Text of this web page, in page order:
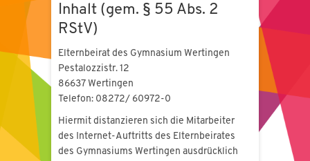
Inhalt (gem. § 55 Abs. 2
RStV)
Elternbeirat des Gymnasium Wertingen
Pestalozzistr. 12
86637 Wertingen
Telefon: 08272/ 60972-0
Hiermit distanzieren sich die Mitarbeiter
des Internet-Auftritts des Elternbeirates
des Gymnasiums Wertingen ausdrücklich